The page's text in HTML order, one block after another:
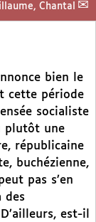
Chantal
bien le
cette période
socialiste
plutôt une
républicaine
buchézienne,
pas s’en
des
est-il